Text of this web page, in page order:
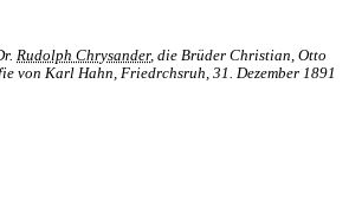
Rudolph Chrysander, die Brüder Christian, Otto
von Karl Hahn, Friedrchsruh, 31. Dezember 1891